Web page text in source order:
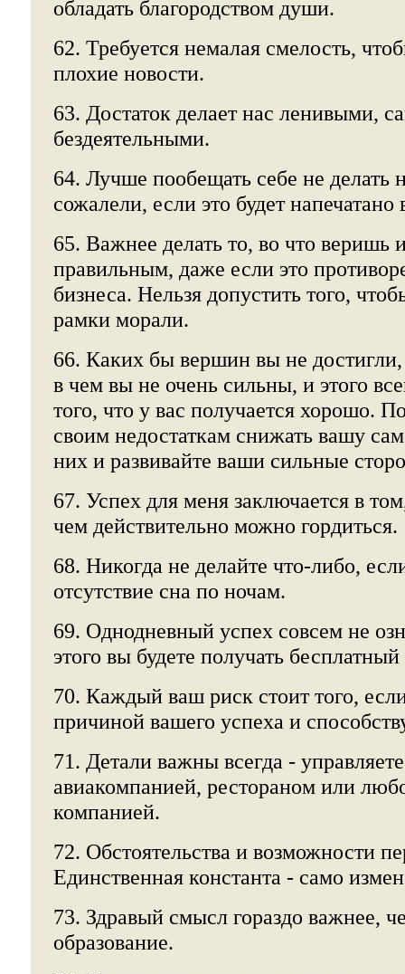
обладать благородством души.
62. Требуется немалая смелость,
плохие новости.
63. Достаток делает нас ленивыми,
бездеятельными.
64. Лучше пообещать себе не делать
сожалели, если это будет напечатано
65. Важнее делать то, во что веришь
правильным, даже если это
бизнеса. Нельзя допустить того,
рамки морали.
66. Каких бы вершин вы не достигли,
в чем вы не очень сильны, и этого
того, что у вас получается хорошо.
своим недостаткам снижать вашу
них и развивайте ваши сильные
67. Успех для меня заключается в
чем действительно можно гордиться.
68. Никогда не делайте что-либо,
отсутствие сна по ночам.
69. Однодневный успех совсем не
этого вы будете получать
70. Каждый ваш риск стоит того,
причиной вашего успеха и
71. Детали важны всегда -
авиакомпанией, рестораном или
компанией.
72. Обстоятельства и возможности
Единственная константа - само
73. Здравый смысл гораздо важнее,
образование.